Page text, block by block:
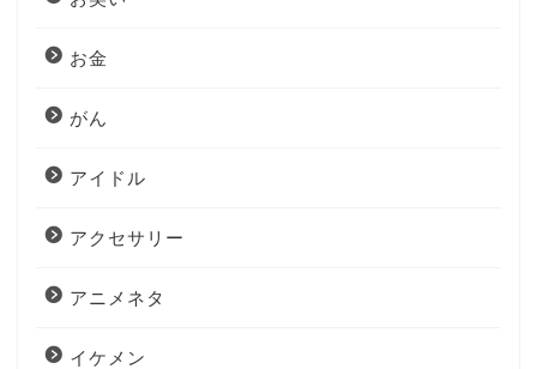
お金
がん
アイドル
アクセサリー
アニメネタ
イケメン